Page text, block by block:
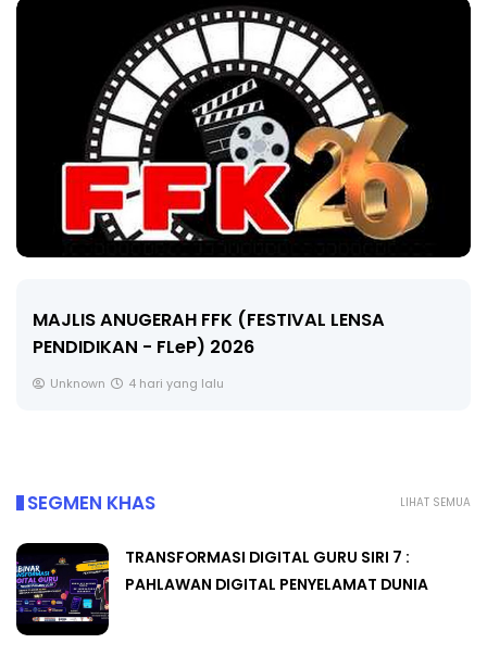
MAJLIS ANUGERAH FFK (FESTIVAL LENSA
PENDIDIKAN - FLeP) 2026
Unknown 4 hari yang lalu
LIHAT SEMUA
SEGMEN KHAS
TRANSFORMASI DIGITAL GURU SIRI 7 :
PAHLAWAN DIGITAL PENYELAMAT DUNIA